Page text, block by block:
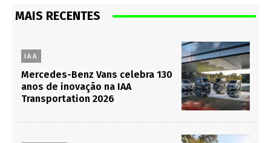
MAIS RECENTES
IAA
Mercedes-Benz Vans celebra 130
anos de inovação na IAA
Transportation 2026